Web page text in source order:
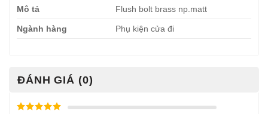
Mô tả Flush bolt brass np.matt
Ngành hàng Phụ kiện cửa đi
ĐÁNH GIÁ (0)